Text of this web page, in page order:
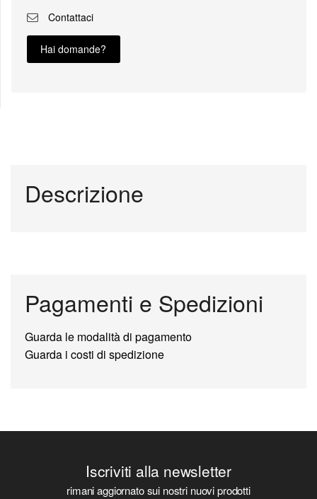
Contattaci
Hai domande?
Descrizione
Pagamenti e Spedizioni
Guarda le modalità di pagamento
Guarda i costi di spedizione
Iscriviti alla newsletter
rimani aggiornato sui nostri nuovi prodotti